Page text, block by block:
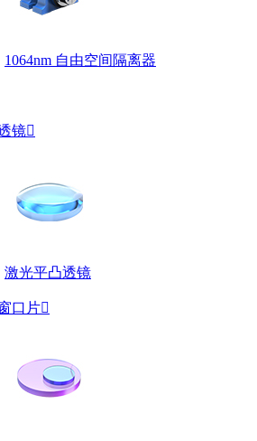
1064nm 自由空间隔离器
镜
激光平凸透镜
口片